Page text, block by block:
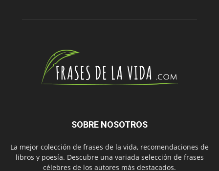
SOBRE NOSOTROS
La mejor colección de frases de la vida, recomendaciones de
libros y poesía. Descubre una variada selección de frases
célebres de los autores más destacados.